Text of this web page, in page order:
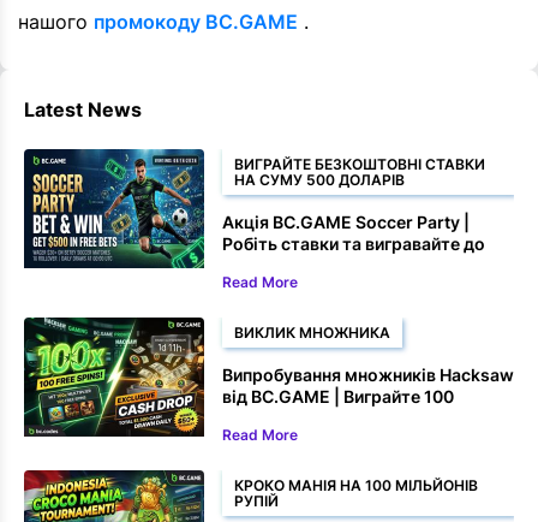
нашого промокоду BC.GAME .
Latest News
ВИГРАЙТЕ БЕЗКОШТОВНІ СТАВКИ
НА СУМУ 500 ДОЛАРІВ
Акція BC.GAME Soccer Party |
Робіть ставки та вигравайте до
Read More
ВИКЛИК МНОЖНИКА
Випробування множників Hacksaw
від BC.GAME | Виграйте 100
грошові призи
Read More
КРОКО МАНІЯ НА 100 МІЛЬЙОНІВ
РУПІЙ